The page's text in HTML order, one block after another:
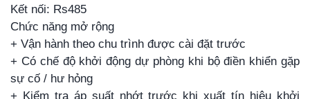
Kết nối: Rs485
Chức năng mở rộng
+ Vận hành theo chu trình được cài đặt trước
+ Có chế độ khởi động dự phòng khi bộ điền khiển gặp
sự cố / hư hỏng
+ Kiểm tra áp suất nhớt trước khi xuất tín hiệu khởi